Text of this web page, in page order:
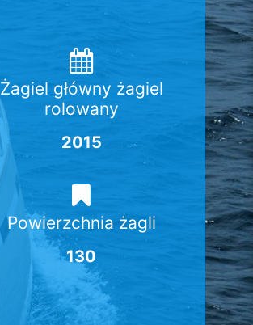
Żagiel główny żagiel
rolowany
2015
Powierzchnia żagli
130